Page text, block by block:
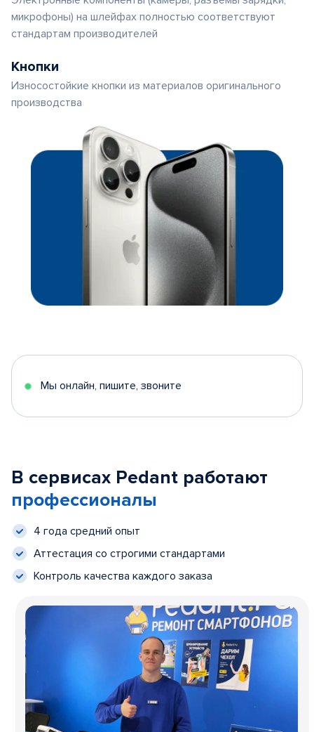
микрофоны) на шлейфах полностью соответствуют
стандартам производителей
Кнопки
Износостойкие кнопки из материалов оригинального
производства
Мы онлайн, пишите, звоните
В сервисах Pedant работают
профессионалы
4 года средний опыт
Аттестация со строгими стандартами
Контроль качества каждого заказа